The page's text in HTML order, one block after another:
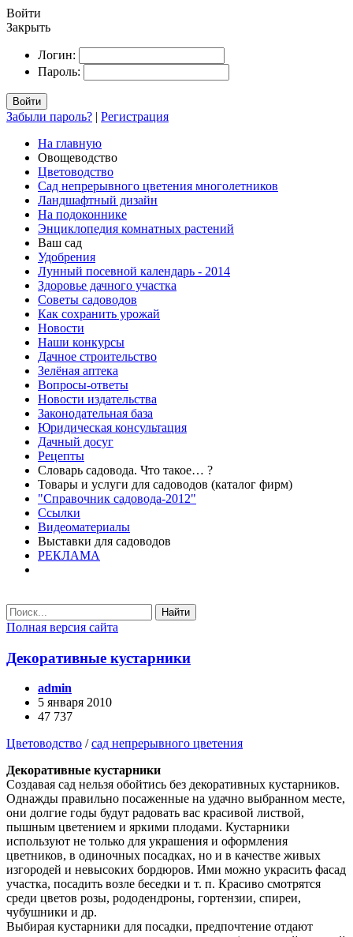
Войти
Закрыть
Логин:
Пароль:
Войти
Забыли пароль? | Регистрация
На главную
Овощеводство
Цветоводство
Сад непрерывного цветения многолетников
Ландшафтный дизайн
На подоконнике
Энциклопедия комнатных растений
Ваш сад
Удобрения
Лунный посевной календарь - 2014
Здоровье дачного участка
Советы садоводов
Как сохранить урожай
Новости
Наши конкурсы
Дачное строительство
Зелёная аптека
Вопросы-ответы
Новости издательства
Законодательная база
Юридическая консультация
Дачный досуг
Рецепты
Словарь садовода. Что такое… ?
Товары и услуги для садоводов (каталог фирм)
"Справочник садовода-2012"
Ссылки
Видеоматериалы
Выставки для садоводов
РЕКЛАМА
Найти
Полная версия сайта
Декоративные кустарники
admin
5 января 2010
47 737
Цветоводство /сад непрерывного цветения
Декоративные кустарники
Создавая сад нельзя обойтись без декоративных кустарников.
Однажды правильно посаженные на удачно выбранном месте,
они долгие годы будут радовать вас красивой листвой,
пышным цветением и яркими плодами. Кустарники
используют не только для украшения и оформления
цветников, в одиночных посадках, но и в качестве живых
изгородей и невысоких бордюров. Ими можно украсить фасад
участка, посадить возле беседки и т. п. Красиво смотрятся
среди цветов розы, рододендроны, гортензии, спиреи,
чубушники и др.
Выбирая кустарники для посадки, предпочтение отдают